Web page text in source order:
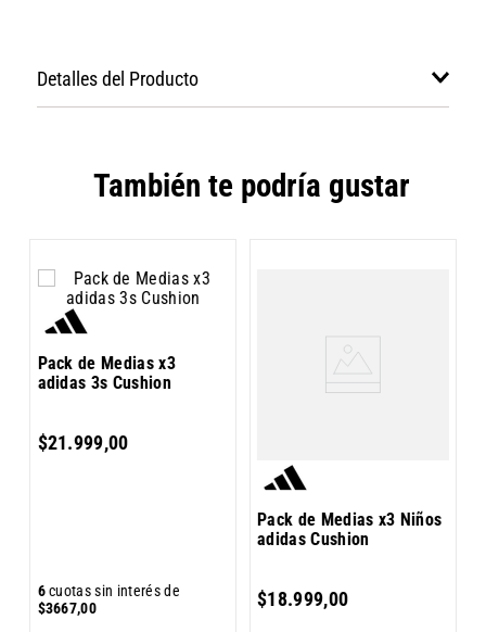
Detalles del Producto
También te podría gustar
Pack de Medias x3
adidas 3s Cushion
$21.999,00
6cuotas sin interés de
$3667,00
Pack de Medias x3 Niños
adidas Cushion
$18.999,00